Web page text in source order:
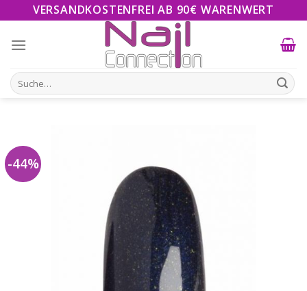
to
content
VERSANDKOSTENFREI AB 90€ WARENWERT
Suche
nach:
-44%